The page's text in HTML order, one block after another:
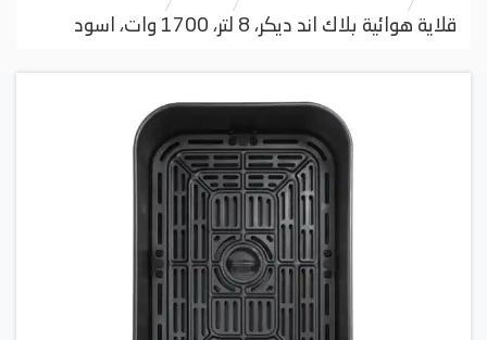
قلاية هوائية بلاك اند ديكر، 8 لتر، 1700 وات، اسود